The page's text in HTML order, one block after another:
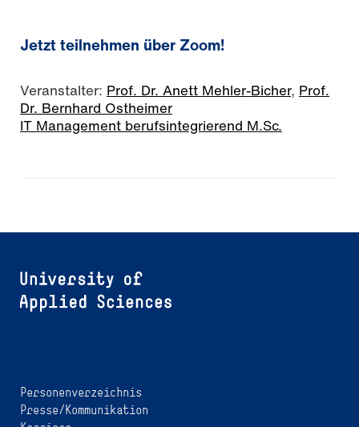
Jetzt teilnehmen über Zoom!
Veranstalter: Prof. Dr. Anett Mehler-Bicher, Prof.
Dr. Bernhard Ostheimer
IT Management berufsintegrierend M.Sc.
Personenverzeichnis
Presse/Kommunikation